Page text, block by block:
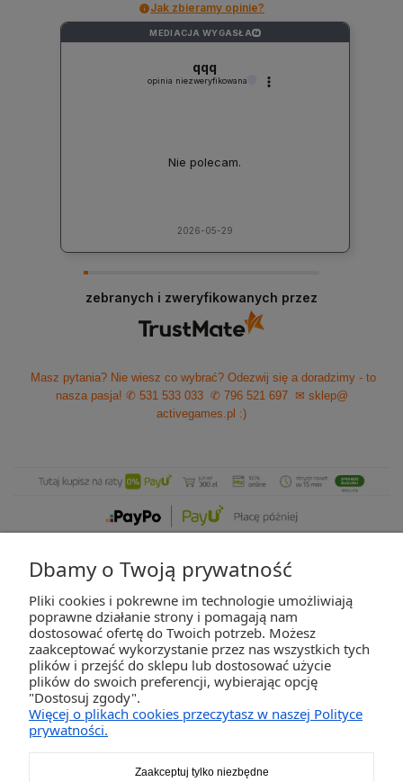
Jak zbieramy opinie?
MEDIACJA WYGASŁA ?
qqq
opinia niezweryfikowana
Nie polecam.
2026-05-29
zebranych i zweryfikowanych przez
Masz pytania? Nie wiesz co wybrać? Odezwij się a doradzimy - to
nasza pasja! ✆ 531 533 033 ✆ 796 521 697
✉ sklep@
activegames.pl :)
ZAKUPY
POMOC
Dbamy o Twoją prywatność
Pliki cookies i pokrewne im technologie umożliwiają
poprawne działanie strony i pomagają nam
dostosować ofertę do Twoich potrzeb. Możesz
zaakceptować wykorzystanie przez nas wszystkich tych
plików i przejść do sklepu lub dostosować użycie
plików do swoich preferencji, wybierając opcję
"Dostosuj zgody".
Więcej o plikach cookies przeczytasz w naszej Polityce
prywatności.
Zaakceptuj tylko niezbędne